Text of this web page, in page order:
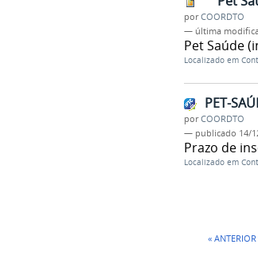
porCOORDTO
— última
Pet Saúde
Localizado em
PET-
porCOORDTO
— publicado 14/
Prazo de
Localizado em
« ANTERIOR